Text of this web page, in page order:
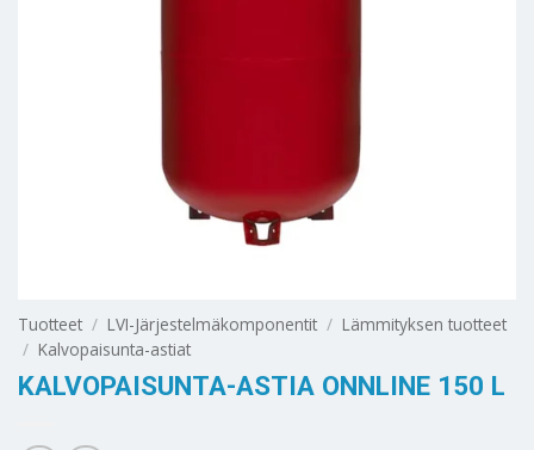
Tuotteet / LVI-Järjestelmäkomponentit / Lämmityksen tuotteet
/ Kalvopaisunta-astiat
KALVOPAISUNTA-ASTIA ONNLINE 150 L